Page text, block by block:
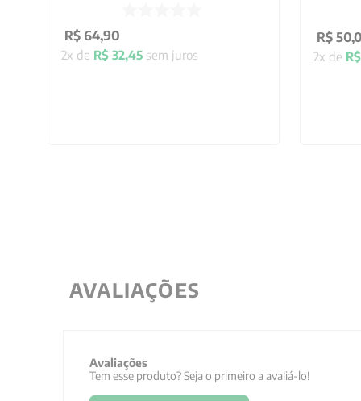
R$ 64,90
2x de R$ 32,45sem juros
R$ 50,
2x de R$
AVALIAÇÕES
Avaliações
Tem esse produto? Seja o primeiro a avaliá-lo!